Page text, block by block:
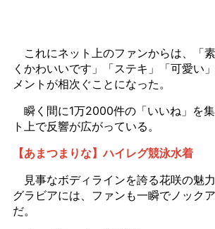
これにネット上のファンからは、「
くかわいいです」「ステキ」「可愛い
メントが相次ぐことになった。
瞬く間に1万2000件の「いいね」を
ト上で反響が広がっている。
【あまつまりな】ハイレグ競泳水着
見事なボディラインを誇る花咲の魅
グラビアには、ファンも一瞬でノック
だ。